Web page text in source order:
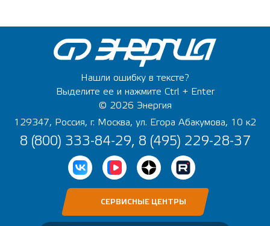
Нашли ошибку в тексте?
Выделите ее и нажмите Ctrl + Enter
© 2026 Энергия
129347, Россия, г. Москва, ул. Егора Абакумова, 10 к2
8 (800) 333-84-29, 8 (495) 229-28-37
СЕРВИСНЫЕ ЦЕНТРЫ